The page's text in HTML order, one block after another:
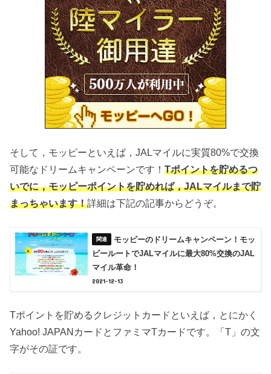
そして，モッピーといえば，JALマイルに実質80%で交換
可能なドリームキャンペーンです！Tポイントを貯めるつ
いでに，モッピーポイントを貯めれば，JALマイルまで貯
まっちゃいます！詳細は下記の記事からどうぞ。
モッピーのドリームキャンペーン！モッ
ピールートでJALマイルに最大80%交換のJAL
マイル革命！
2021-12-13
Tポイントを貯めるクレジットカードといえば，とにかく
Yahoo! JAPANカードとファミマTカードです。「T」の文
字がその証です。